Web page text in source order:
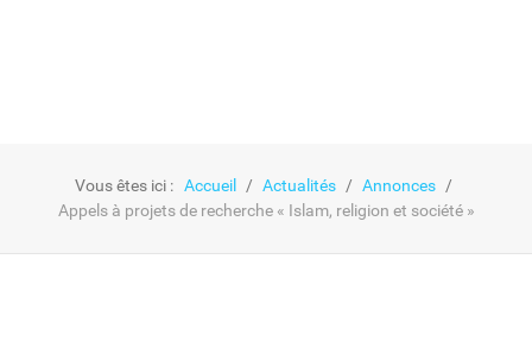
Vous êtes ici : Accueil Actualités
Annonces
Appels à projets de recherche « Islam, religion et société »